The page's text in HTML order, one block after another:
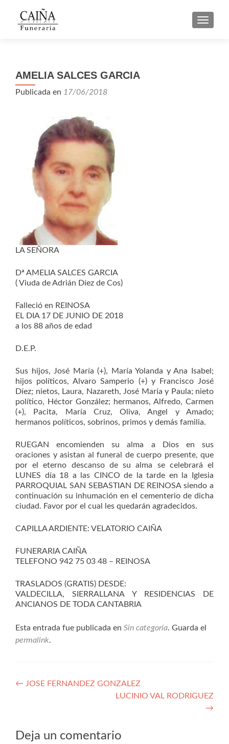
AMELIA SALCES GARCIA
Publicada en 17/06/2018
LA SEÑORA
Dª AMELIA SALCES GARCIA
( Viuda de Adrián Díez de Cos)
Falleció en REINOSA
EL DIA 17 DE JUNIO DE 2018
a los 88 años de edad
D.E.P.
Sus hijos, José María (+), María Yolanda y Ana Isabel;
hijos políticos, Alvaro Samperio (+) y Francisco José
Díez; nietos, Laura, Nazareth, José María y Paula; nieto
político, Héctor González; hermanos, Alfredo, Carmen
(+), Pacita, María Cruz, Oliva, Angel y Amado;
hermanos políticos, sobrinos, primos y demás familia.
RUEGAN encomienden su alma a Dios en sus
oraciones y asistan al funeral de cuerpo presente, que
por el eterno descanso de su alma se celebrará el
LUNES día 18 a las CINCO de la tarde en la Iglesia
PARROQUIAL SAN SEBASTIAN DE REINOSA siendo a
continuación su inhumación en el cementerio de dicha
ciudad. Favor por el cual les quedarán agradecidos.
CAPILLA ARDIENTE: VELATORIO CAIÑA
FUNERARIA CAIÑA
TELEFONO 942 75 03 48 – REINOSA
TRASLADOS (GRATIS) DESDE:
VALDECILLA, SIERRALLANA Y RESIDENCIAS DE
ANCIANOS DE TODA CANTABRIA
Esta entrada fue publicada en Sin categoría. Guarda el
permalink.
Navegación
← JOSE FERNANDEZ GONZALEZ
LUCINIO VAL RODRIGUEZ
→
Deja un comentario